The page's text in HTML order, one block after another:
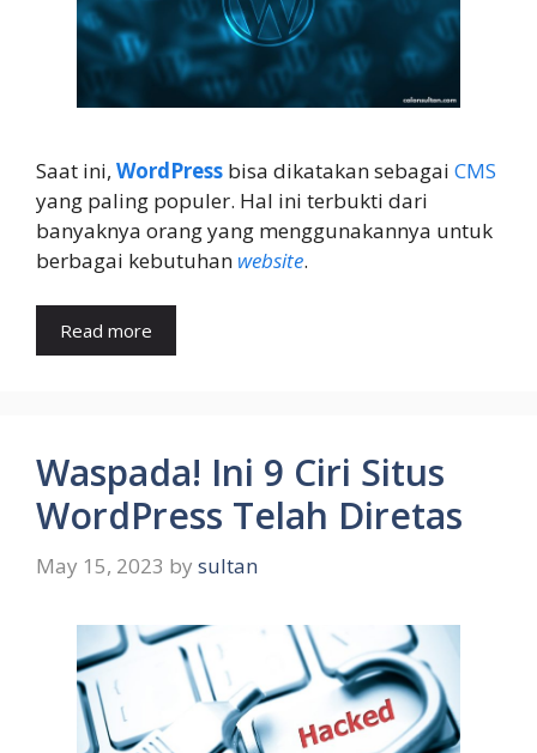
Saat ini, WordPress bisa dikatakan sebagai CMS
yang paling populer. Hal ini terbukti dari
banyaknya orang yang menggunakannya untuk
berbagai kebutuhan website.
Read more
Waspada! Ini 9 Ciri Situs
WordPress Telah Diretas
May 15, 2023 by sultan